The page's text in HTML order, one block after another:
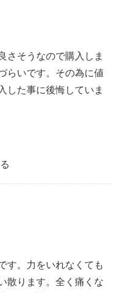
さそうなので購入しま
らいです。その為に値
した事に後悔していま
す。力をいれなくても
散ります。全く痛くな